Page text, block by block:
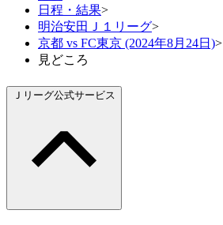
日程・結果>
明治安田Ｊ１リーグ>
京都 vs FC東京 (2024年8月24日)>
見どころ
Ｊリーグ公式サービス